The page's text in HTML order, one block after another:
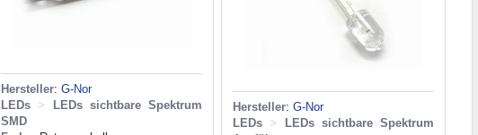
Hersteller: G-Nor
LEDs >
LEDs sichtbare Spektrum
SMD
Hersteller: G-Nor
LEDs >
LEDs sichtbare Spektrum